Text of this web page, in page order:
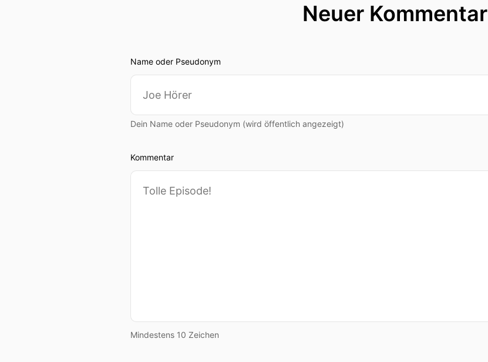
Neuer Kommentar
Name oder Pseudonym
Dein Name oder Pseudonym (wird öffentlich angezeigt)
Kommentar
Mindestens 10 Zeichen